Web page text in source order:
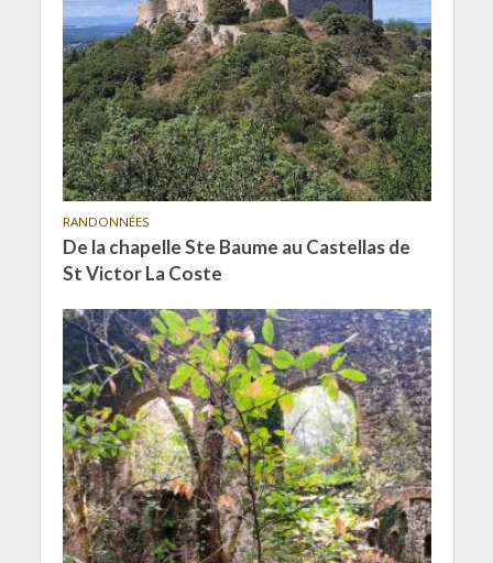
RANDONNÉES
De la chapelle Ste Baume au Castellas de
St Victor La Coste